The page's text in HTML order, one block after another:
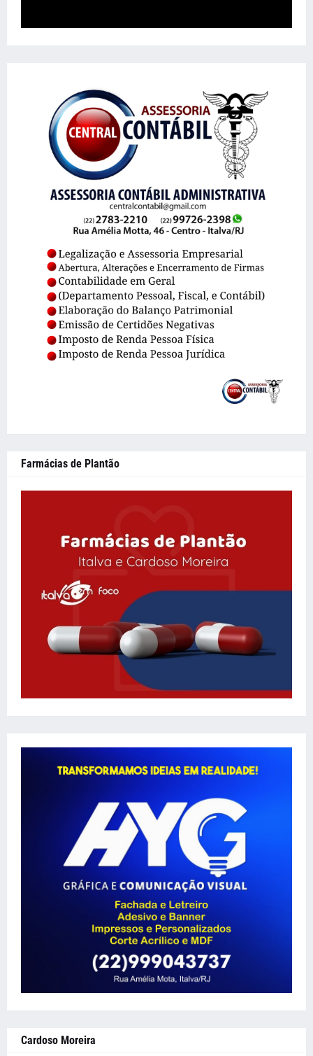
Farmácias de Plantão
Cardoso Moreira